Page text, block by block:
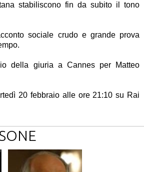
stabiliscono fin da subito il tono
sociale crudo e grande prova
della giuria a Cannes per Matteo
20 febbraio alle ore 21:10 su Rai